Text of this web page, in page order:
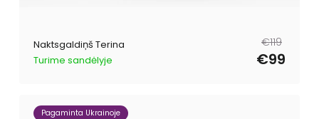
Naktsgaldiņš Terina
Turime sandėlyje
Parastā€119
Pārdošanas
€99
Pagaminta Ukrainoje